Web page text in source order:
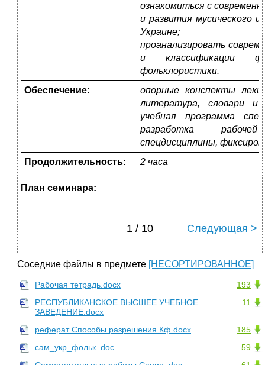
ознакомиться с
и развития мусического
Украине;
проанализировать
и классификации
фольклористики.
Обеспечение:
опорные конспекты
литература, словари и
учебная программа
разработка
спецдисциплины,
Продолжительность:
2 часа
План семинара:
1 / 10 Следующая >
Соседние файлы в предмете [НЕСОРТИРОВАННОЕ]
193
Рабочая тетрадь.docx
11
РЕСПУБЛИКАНСКОЕ ВЫСШЕЕ УЧЕБНОЕ
ЗАВЕДЕНИЕ.docx
185
реферат Способы разрешения Кф.docx
59
сам_укр_фольк..doc